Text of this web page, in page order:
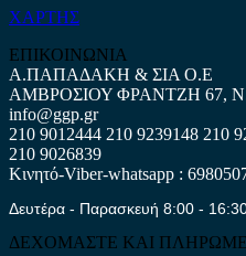
ΧΑΡΤΗΣ
ΕΠΙΚΟΙΝΩΝΙΑ
Α.ΠΑΠΑΔΑΚΗ & ΣΙΑ Ο.Ε
ΑΜΒΡΟΣΙΟΥ ΦΡΑΝΤΖΗ 67,
info@ggp.gr
210 9012444 210 9239148 210
210 9026839
Κινητό-Viber-whatsapp :
Δευτέρα - Παρασκευή 8:00 -
ΔΕΧΟΜΑΣΤΕ ΚΑΙ